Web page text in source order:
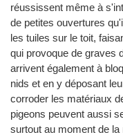
réussissent même à
de petites ouvertures
les tuiles sur le toit,
qui provoque de graves
arrivent également à
nids et en y déposant
corroder les matériaux
pigeons peuvent aussi
surtout au moment de